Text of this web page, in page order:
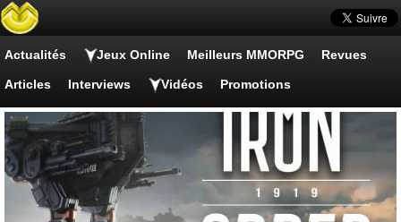
Actualités Jeux Online Meilleurs MMORPG Revues
Articles Interviews Vidéos Promotions